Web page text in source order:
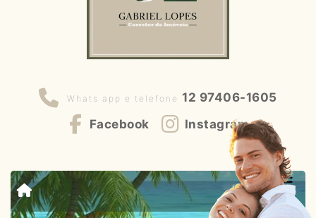
Whats app e telefone 12 97406-1605
Facebook
Instagram